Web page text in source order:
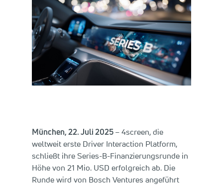
München, 22. Juli 2025 – 4screen, die
weltweit erste Driver Interaction Platform,
schließt ihre Series-B-Finanzierungsrunde in
Höhe von 21 Mio. USD erfolgreich ab. Die
Runde wird von Bosch Ventures angeführt